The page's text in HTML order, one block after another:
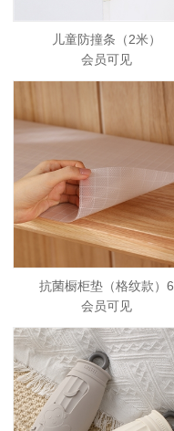
儿童防撞条（2米）
会员可见
抗菌橱柜垫（格纹款）6
会员可见